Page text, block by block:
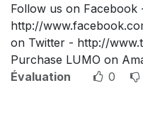
Follow us on Facebook
http://
on Twitter - http://
Purchase LUMO on
Évaluation
0